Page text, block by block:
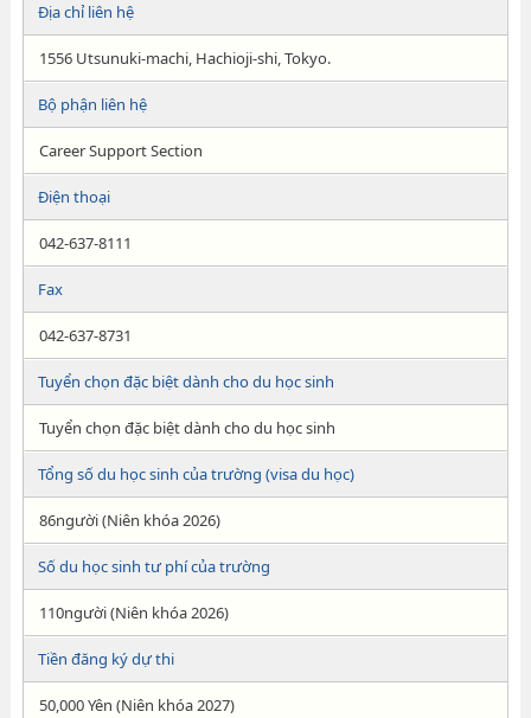
Địa chỉ liên hệ
1556 Utsunuki-machi, Hachioji-shi, Tokyo.
Bộ phận liên hệ
Career Support Section
Điện thoại
042-637-8111
Fax
042-637-8731
Tuyển chọn đặc biệt dành cho du học sinh
Tuyển chọn đặc biệt dành cho du học sinh
Tổng số du học sinh của trường (visa du học)
86người (Niên khóa 2026)
Số du học sinh tư phí của trường
110người (Niên khóa 2026)
Tiền đăng ký dự thi
50,000 Yên (Niên khóa 2027)